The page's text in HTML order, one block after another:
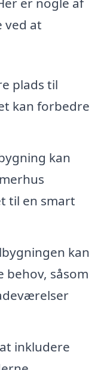
ved at
plads til
kan forbedre
kan
til en smart
kan
behov, såsom
inkludere